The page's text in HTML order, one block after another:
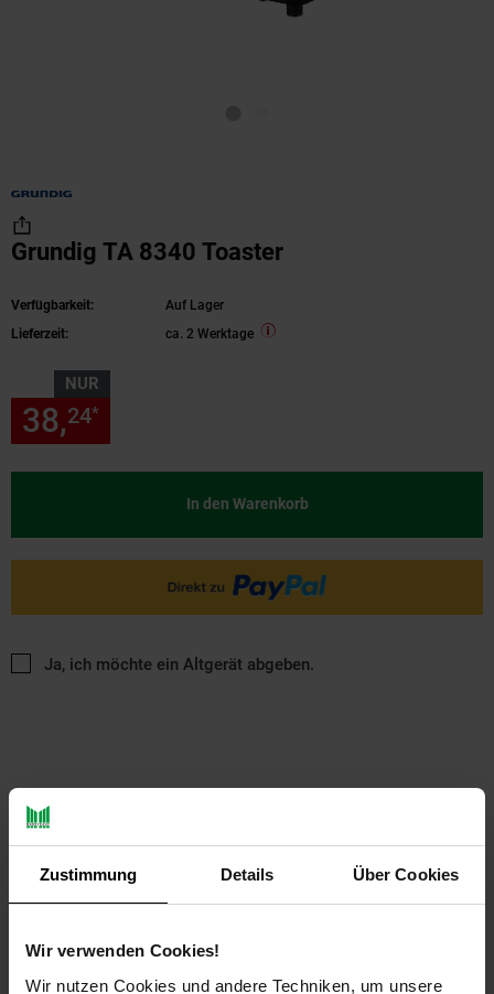
Zustimmung Details Über Cookies
Wir verwenden Cookies!
Wir nutzen Cookies und andere Techniken, um unsere
Grundig TA 8340 Toaster
Verfügbarkeit:
Auf Lager
Lieferzeit:
ca. 2 Werktage
NUR
38,24*
In den Warenkorb
Ja, ich möchte ein Altgerät abgeben.
PAYBACK
Payback Punkte